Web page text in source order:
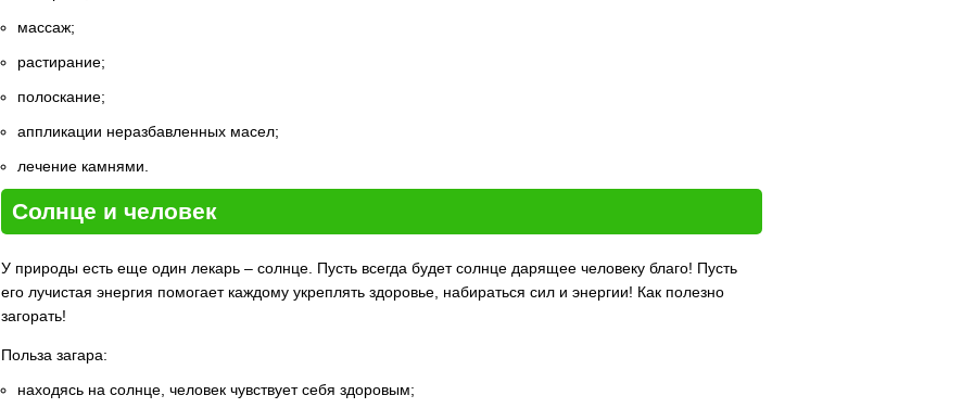
массаж;
растирание;
полоскание;
аппликации неразбавленных масел;
лечение камнями.
Солнце и человек
У природы есть еще один лекарь – солнце. Пусть всегда будет солнце дарящее человеку благо! Пусть
его лучистая энергия помогает каждому укреплять здоровье, набираться сил и энергии! Как полезно
загорать!
Польза загара:
находясь на солнце, человек чувствует себя здоровым;